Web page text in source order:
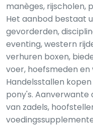
manèges, rijscholen,
Het aanbod bestaat
gevorderden,
eventing, western
verhuren boxen,
voer, hoefsmeden
Handelsstallen
pony's.
van zadels,